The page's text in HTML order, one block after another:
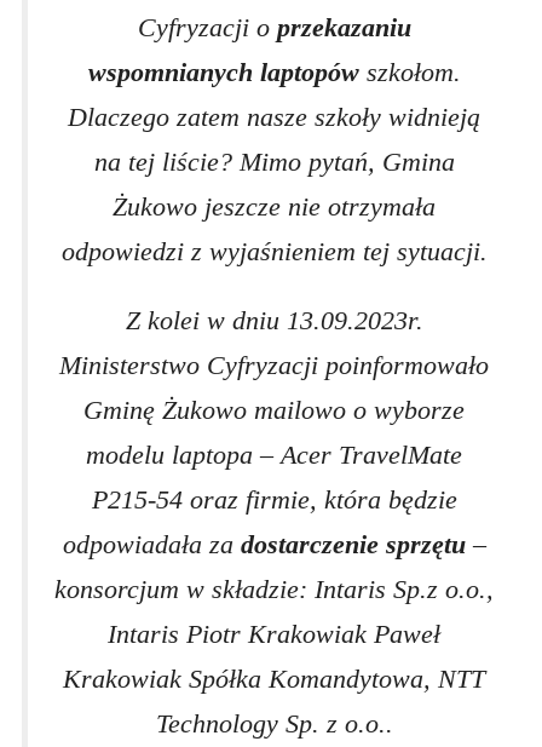
Cyfryzacji o przekazaniu
wspomnianych laptopówszkołom.
Dlaczego zatem nasze szkoły widnieją
na tej liście? Mimo pytań, Gmina
Żukowo jeszcze nie otrzymała
odpowiedzi z wyjaśnieniem tej sytuacji.
Z kolei w dniu 13.09.2023r.
Ministerstwo Cyfryzacji poinformowało
Gminę Żukowo mailowo o wyborze
modelu laptopa – Acer TravelMate
P215-54 oraz firmie, która będzie
odpowiadała za dostarczenie sprzętu–
konsorcjum w składzie: Intaris Sp.z o.o.,
Intaris Piotr Krakowiak Paweł
Krakowiak Spółka Komandytowa, NTT
Technology Sp. z o.o..